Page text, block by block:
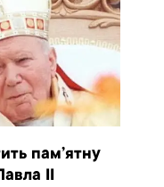
пам’ятну
II